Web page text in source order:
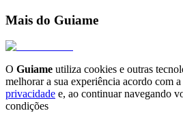
Mais do Guiame
O Guiame utiliza cookies e outras
melhorar a sua experiência acordo com a
privacidade e, ao continuar navegando
condições